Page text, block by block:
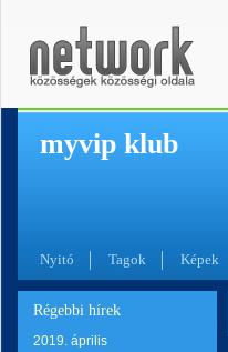
myvip klub
Nyitó Tagok Képek
Régebbi hírek
2019. április